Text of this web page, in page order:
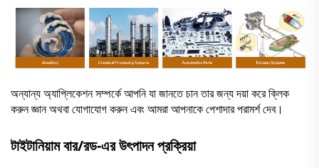
অন্যান্য অ্যাপ্লিকেশন সম্পর্কে আপনি যা জানতে চান তার জন্য দয়া করে ক্লিক
করুনজ্ঞানঅথবাযোগাযোগ করুনএবং আমরা আপনাকে পেশাদার পরামর্শ দেব।
টাইটানিয়াম বার/রড-এর উৎপাদন প্রক্রিয়া